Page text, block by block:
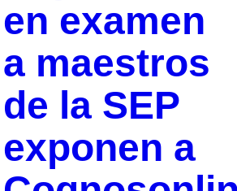
en examen
a maestros
de la SEP
exponen a